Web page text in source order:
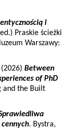
i
Praskie ścieżki
Warszawy:
Between
of PhD
and the Built
. Bystra,